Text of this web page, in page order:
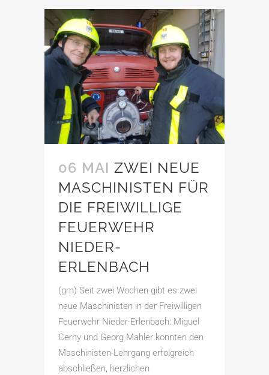
06 MAI ZWEI NEUE
MASCHINISTEN FÜR
DIE FREIWILLIGE
FEUERWEHR
NIEDER-
ERLENBACH
(gm) Seit zwei Wochen gibt es zwei
neue Maschinisten in der Freiwilligen
Feuerwehr Nieder-Erlenbach: Miguel
Cerny und Georg Mahler konnten den
Maschinisten-Lehrgang erfolgreich
abschließen, herzlichen